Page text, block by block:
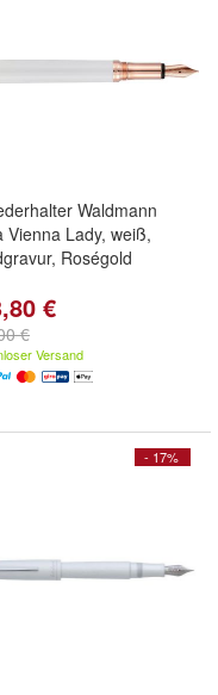
Waldmann
Vienna Lady, weiß,
Roségold
€
€
Versand
- 17%